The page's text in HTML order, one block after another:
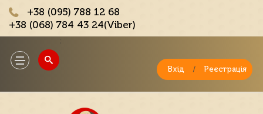
+38 (095) 788 12 68
+38 (068) 784 43 24(Viber)
Toggle
navigation
Вхід / Реєстрація